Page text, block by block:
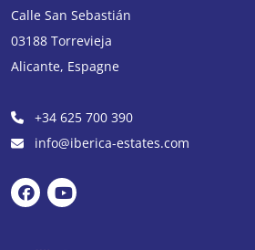
Calle San Sebastián
03188 Torrevieja
Alicante, Espagne
+34 625 700 390
info@iberica-estates.com